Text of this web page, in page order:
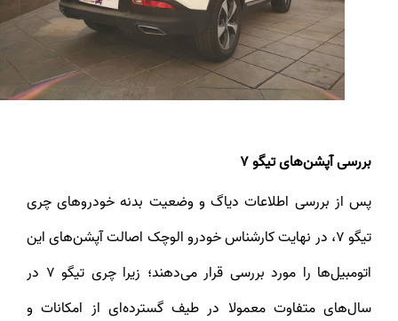
بررسی آپشن‌های تیگو 7
پس از بررسی اطلاعات دیاگ و وضعیت بدنه خودروهای چری
تیگو 7، در نهایت کارشناس خودرو الوچک اصالت آپشن‌های این
اتومبیل‌ها را مورد بررسی قرار می‌دهند؛ زیرا چری تیگو 7 در
سال‌های متفاوت معمولا در طیف گسترده‌ای از امکانات و